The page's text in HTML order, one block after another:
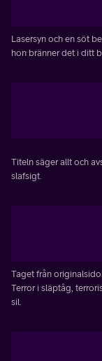
Lasersyn och en söt
hon bränner det i ditt
Titeln säger allt och
slafsigt.
Taget från
Terror i släptåg,
sil.